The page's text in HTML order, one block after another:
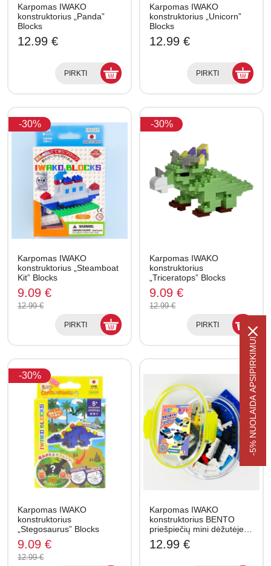
Karpomas IWAKO
konstruktorius „Panda”
Blocks
12.99 €
PIRKTI
Karpomas IWAKO
konstruktorius „Unicorn”
Blocks
12.99 €
PIRKTI
-30%
Karpomas IWAKO
konstruktorius „Steamboat
Kit” Blocks
9.09 €
12.99 €
PIRKTI
-30%
Karpomas IWAKO
konstruktorius
„Triceratops” Blocks
9.09 €
12.99 €
PIRKTI
-30%
Karpomas IWAKO
konstruktorius
„Stegosaurus” Blocks
9.09 €
12.99 €
Karpomas IWAKO
konstruktorius BENTO
priešpiečių mini dėžutėje…
12.99 €
-5% NUOLAIDA APSIPIRKIMUI